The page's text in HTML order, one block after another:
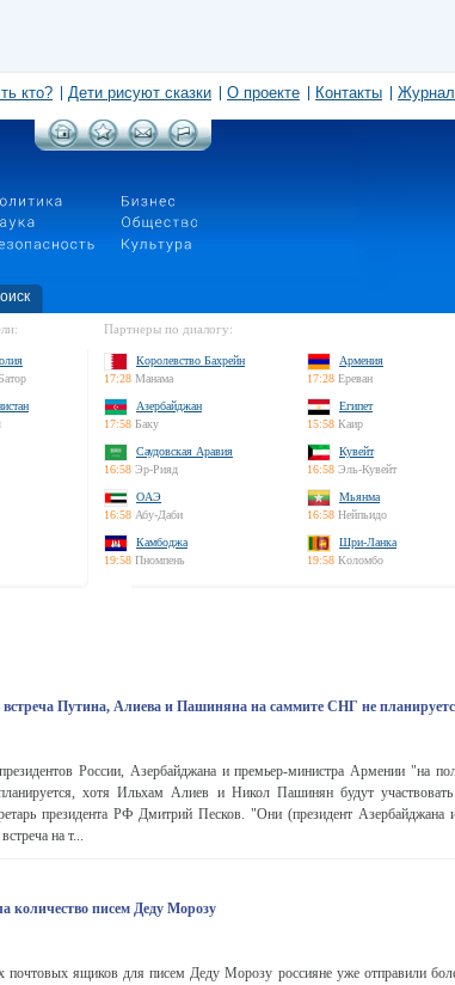
кто? Дети рисуют сказки О проекте Контакты
Партнеры по диалогу:
Королевство Бахрейн
17:28 Манама
Армения
17:28 Ереван
Азербайджан
17:58 Баку
Египет
15:58 Каир
Саудовская Аравия
16:58 Эр-Рияд
Кувейт
16:58 Эль-Кувейт
ОАЭ
16:58 Абу-Даби
Мьянма
16:58 Нейпьидо
Камбоджа
19:58 Пномпень
Шри-Ланка
19:58 Коломбо
Путина, Алиева и Пашиняна на саммите СНГ не
России, Азербайджана и премьер-министра Армении "на
хотя Ильхам Алиев и Никол Пашинян будут
президента РФ Дмитрий Песков. "Они (президент
на т...
количество писем Деду Морозу
ящиков для писем Деду Морозу россияне уже отправили